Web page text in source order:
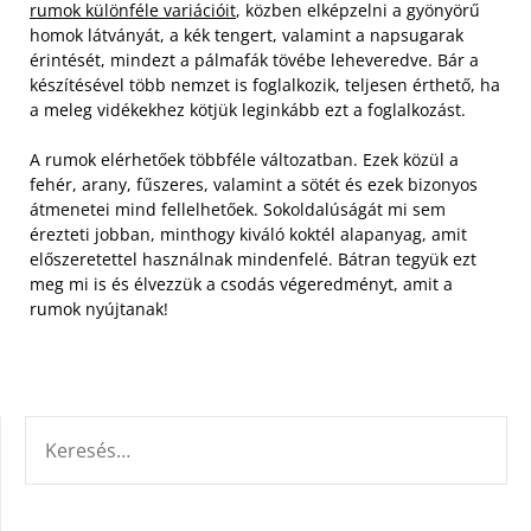
rumok különféle variációit, közben elképzelni a gyönyörű
homok látványát, a kék tengert, valamint a napsugarak
érintését, mindezt a pálmafák tövébe leheveredve. Bár a
készítésével több nemzet is foglalkozik, teljesen érthető, ha
a meleg vidékekhez kötjük leginkább ezt a foglalkozást.
A rumok elérhetőek többféle változatban. Ezek közül a
fehér, arany, fűszeres, valamint a sötét és ezek bizonyos
átmenetei mind fellelhetőek. Sokoldalúságát mi sem
érezteti jobban, minthogy kiváló koktél alapanyag, amit
előszeretettel használnak mindenfelé. Bátran tegyük ezt
meg mi is és élvezzük a csodás végeredményt, amit a
rumok nyújtanak!